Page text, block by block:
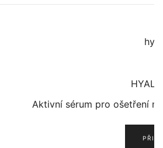
Aktivní sérum pro ošetření